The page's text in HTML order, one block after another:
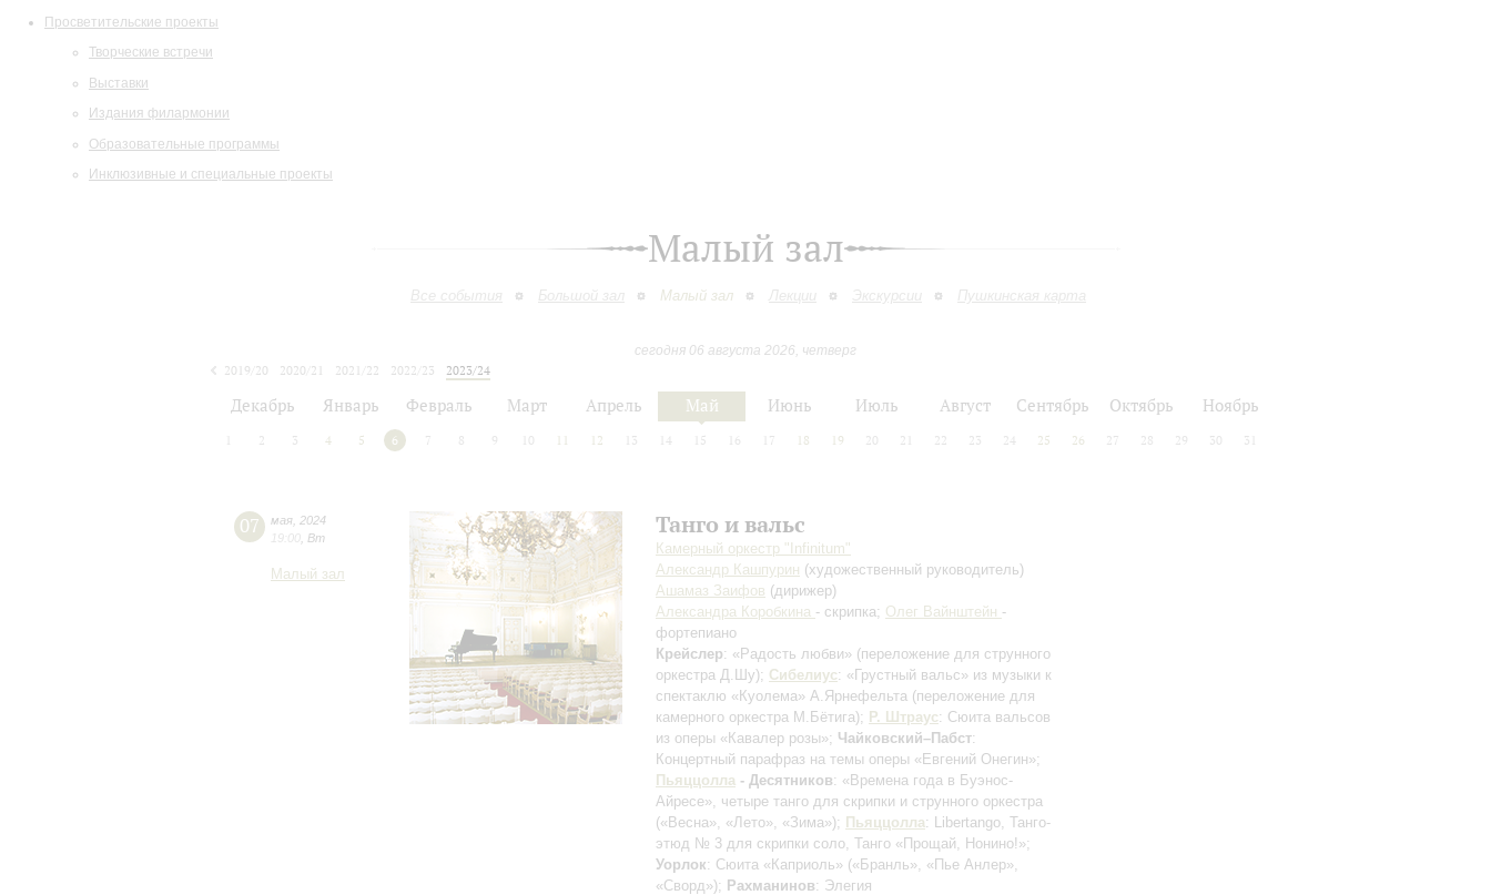
Просветительские проекты
Творческие встречи
Выставки
Издания филармонии
Образовательные программы
Инклюзивные и специальные проекты
Малый зал
Все события Большой зал Малый зал Лекции Экскурсии Пушкинская карта
сегодня 06 августа 2026, четверг
2019/20
2020/21 2021/22 2022/23
2023/24
Декабрь Январь Февраль Март Апрель Май Июнь Июль Август Сентябрь Октябрь Ноябрь
2 3 4 5 6 7 8 9 10 11 12 13 14 15 16 17 18 19 20 21 22 23 24 25 26 27 28 29 30 31
07 мая 2024
19:00 Вт
Малый зал
Танго и вальс
Камерный оркестр "Infinitum"
Александр Кашпурин (художественный руководитель)
Ашамаз Заифов (дирижер)
Александра Коробкина - скрипка; Олег Вайнштейн -
фортепиано
Крейслер: «Радость любви» (переложение для струнного
оркестра Д.Шу); Сибелиус: «Грустный вальс» из музыки к
спектаклю «Куолема» А.Ярнефельта (переложение для
камерного оркестра М.Бётига); Р. Штраус: Сюита вальсов
из оперы «Кавалер розы»; Чайковский–Пабст:
Концертный парафраз на темы оперы «Евгений Онегин»;
Пьяццолла - Десятников: «Времена года в Буэнос-
Айресе», четыре танго для скрипки и струнного оркестра
(«Весна», «Лето», «Зима»); Пьяццолла: Libertango, Танго-
этюд № 3 для скрипки соло, Танго «Прощай, Нонино!»;
Уорлок: Сюита «Каприоль» («Бранль», «Пье Анлер»,
«Сворд»); Рахманинов: Элегия